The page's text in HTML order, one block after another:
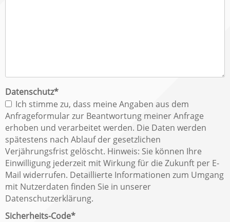
Pflichtfeld
Datenschutz*
Ich stimme zu, dass meine Angaben aus dem
Anfrageformular zur Beantwortung meiner Anfrage
erhoben und verarbeitet werden. Die Daten werden
spätestens nach Ablauf der gesetzlichen
Verjährungsfrist gelöscht. Hinweis: Sie können Ihre
Einwilligung jederzeit mit Wirkung für die Zukunft per E-
Mail widerrufen. Detaillierte Informationen zum Umgang
mit Nutzerdaten finden Sie in unserer
Datenschutzerklärung.
Pflichtfeld
Sicherheits-Code*